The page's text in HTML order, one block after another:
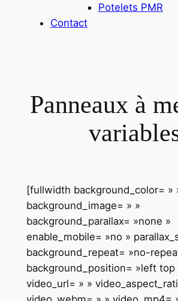
Potelets PMR
Contact
Panneaux à
[fullwidth background_color= »
background_image= » »
background_parallax= »none »
enable_mobile= »no »
background_repeat= »no-
background_position= »left top
video_url= » »